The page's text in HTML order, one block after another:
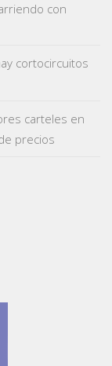
con
cortocircuitos
carteles en
precios